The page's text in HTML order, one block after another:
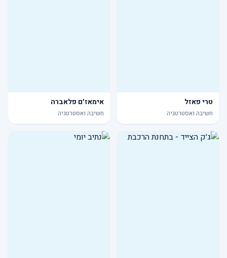
טרי פאזל
חשיבה ואסטרטגיה
אימאז׳ם פלאברה
חשיבה ואסטרטגיה